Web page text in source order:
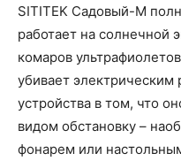
SITITEK Садовый-М
работает на солнечной
комаров
убивает
устройства в том, что
видом обстановку –
фонарем или